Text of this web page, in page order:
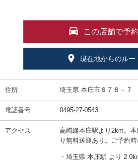
この店舗で予
現在地からのルー
住所 埼玉県 本庄市８７８－７
電話番号 0495-27-0543
アクセス
高崎線本庄駅より2km。
り無料送迎あり。ご予約時
・埼玉県 本庄駅 より